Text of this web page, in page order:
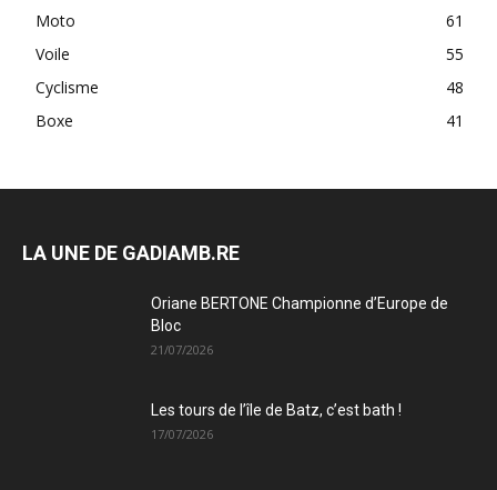
Moto
61
Voile
55
Cyclisme
48
Boxe
41
LA UNE DE GADIAMB.RE
Oriane BERTONE Championne d’Europe de
Bloc
21/07/2026
Les tours de l’île de Batz, c’est bath !
17/07/2026